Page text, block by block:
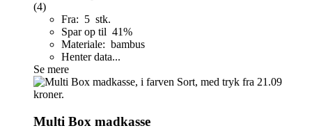
(4)
Fra: 5 stk.
Spar op til 41%
Materiale: bambus
Henter data...
Se mere
Multi Box madkasse